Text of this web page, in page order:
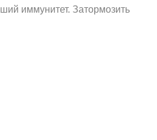
иммунитет. Затормозить